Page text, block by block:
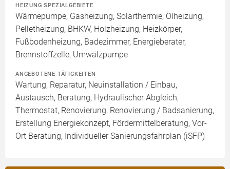
HEIZUNG SPEZIALGEBIETE
Wärmepumpe, Gasheizung, Solarthermie, Ölheizung,
Pelletheizung, BHKW, Holzheizung, Heizkörper,
Fußbodenheizung, Badezimmer, Energieberater,
Brennstoffzelle, Umwälzpumpe
ANGEBOTENE TÄTIGKEITEN
Wartung, Reparatur, Neuinstallation / Einbau,
Austausch, Beratung, Hydraulischer Abgleich,
Thermostat, Renovierung, Renovierung / Badsanierung,
Erstellung Energiekonzept, Fördermittelberatung, Vor-
Ort Beratung, Individueller Sanierungsfahrplan (iSFP)